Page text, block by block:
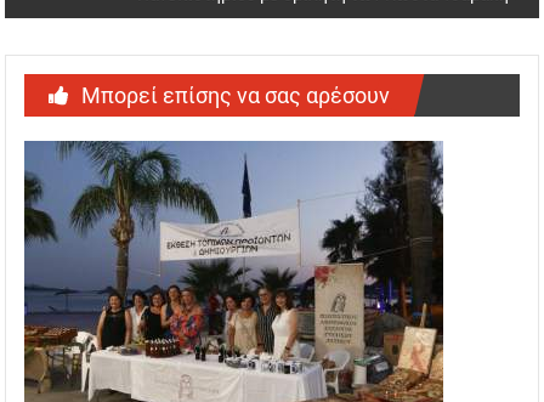
Μπορεί επίσης να σας αρέσουν